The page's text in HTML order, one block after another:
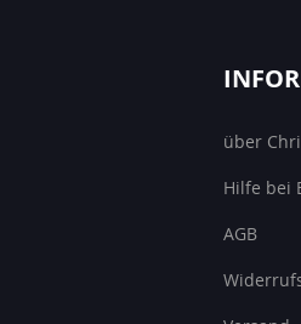
über
Hilfe bei
AGB